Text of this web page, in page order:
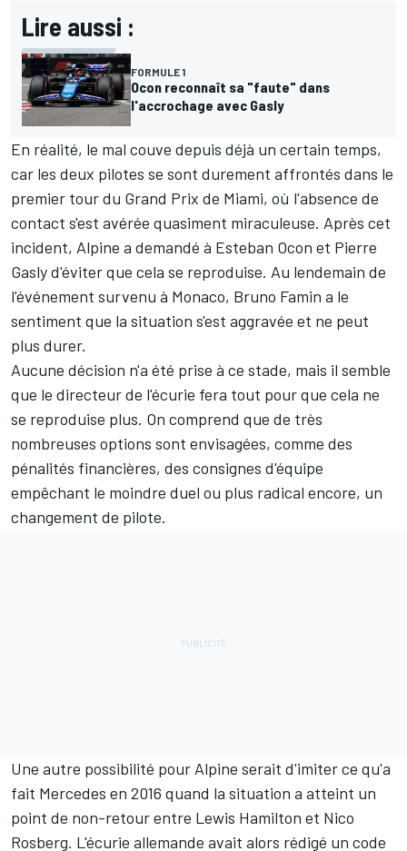
Lire aussi :
FORMULE 1
Ocon reconnaît sa "faute" dans
l'accrochage avec Gasly
En réalité, le mal couve depuis déjà un certain temps,
car les deux pilotes se sont durement affrontés dans le
premier tour du Grand Prix de Miami, où l'absence de
contact s'est avérée quasiment miraculeuse. Après cet
incident, Alpine a demandé à Esteban Ocon et Pierre
Gasly d'éviter que cela se reproduise. Au lendemain de
l'événement survenu à Monaco, Bruno Famin a le
sentiment que la situation s'est aggravée et ne peut
plus durer.
Aucune décision n'a été prise à ce stade, mais il semble
que le directeur de l'écurie fera tout pour que cela ne
se reproduise plus. On comprend que de très
nombreuses options sont envisagées, comme des
pénalités financières, des consignes d'équipe
empêchant le moindre duel ou plus radical encore, un
changement de pilote.
Une autre possibilité pour Alpine serait d'imiter ce qu'a
fait Mercedes en 2016 quand la situation a atteint un
point de non-retour entre Lewis Hamilton et Nico
Rosberg. L'écurie allemande avait alors rédigé un code